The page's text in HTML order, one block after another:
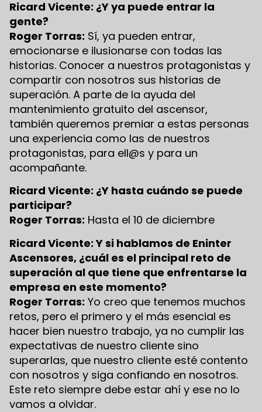
Ricard Vicente: ¿Y ya puede entrar la
gente?
Roger Torras: Sí, ya pueden entrar,
emocionarse e ilusionarse con todas las
historias. Conocer a nuestros protagonistas y
compartir con nosotros sus historias de
superación. A parte de la ayuda del
mantenimiento gratuito del ascensor,
también queremos premiar a estas personas
una experiencia como las de nuestros
protagonistas, para ell@s y para un
acompañante.
Ricard Vicente: ¿Y hasta cuándo se puede
participar?
Roger Torras: Hasta el 10 de diciembre
Ricard Vicente: Y si hablamos de Eninter
Ascensores, ¿cuál es el principal reto de
superación al que tiene que enfrentarse la
empresa en este momento?
Roger Torras: Yo creo que tenemos muchos
retos, pero el primero y el más esencial es
hacer bien nuestro trabajo, ya no cumplir las
expectativas de nuestro cliente sino
superarlas, que nuestro cliente esté contento
con nosotros y siga confiando en nosotros.
Este reto siempre debe estar ahí y ese no lo
vamos a olvidar.